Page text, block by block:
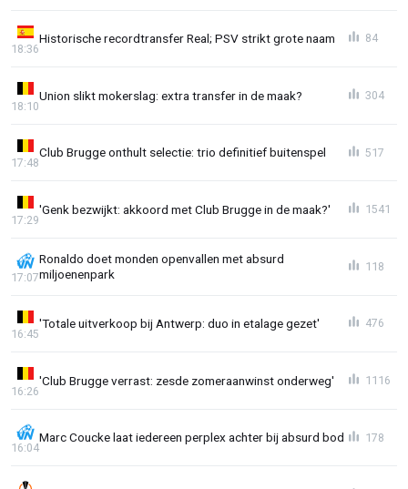
Historische recordtransfer Real; PSV strikt grote naam
18:36
84
Union slikt mokerslag: extra transfer in de maak?
18:10
304
Club Brugge onthult selectie: trio definitief buitenspel
17:48
517
'Genk bezwijkt: akkoord met Club Brugge in de maak?'
17:29
1541
Ronaldo doet monden openvallen met absurd
miljoenenpark
17:07
118
'Totale uitverkoop bij Antwerp: duo in etalage gezet'
16:45
476
'Club Brugge verrast: zesde zomeraanwinst onderweg'
16:26
1116
Marc Coucke laat iedereen perplex achter bij absurd bod
16:04
178